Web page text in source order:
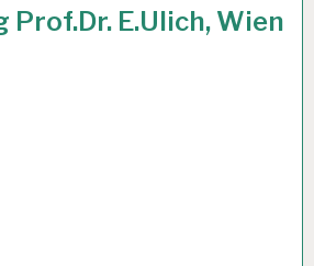
Prof.Dr. E.Ulich, Wien